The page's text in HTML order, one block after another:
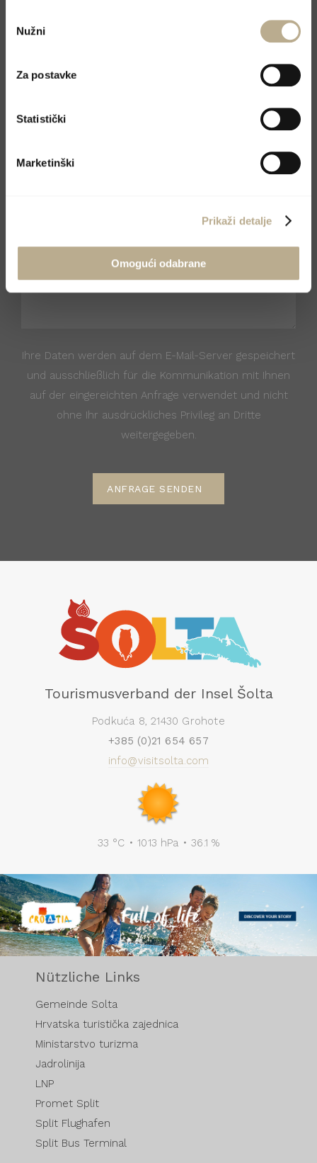
pristanka
Nužni
Za postavke
Statistički
Marketinški
Prikaži detalje
Omogući odabrane
Ihre Daten werden auf dem E-Mail-Server gespeichert
und ausschließlich für die Kommunikation mit Ihnen
auf der eingereichten Anfrage verwendet und nicht
ohne Ihr ausdrückliches Privileg an Dritte
weitergegeben.
ANFRAGE SENDEN
Tourismusverband der Insel Šolta
Podkuća 8, 21430 Grohote
+385 (0)21 654 657
info@visitsolta.com
33 °C • 1013 hPa • 36.1 %
Nützliche Links
Gemeinde Solta
Hrvatska turistička zajednica
Ministarstvo turizma
Jadrolinija
LNP
Promet Split
Split Flughafen
Split Bus Terminal